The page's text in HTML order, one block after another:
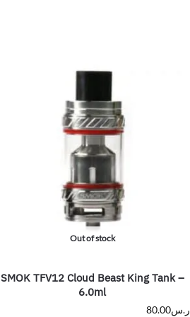
Out of stock
SMOK TFV12 Cloud Beast King Tank –
6.0ml
ر.س80.00